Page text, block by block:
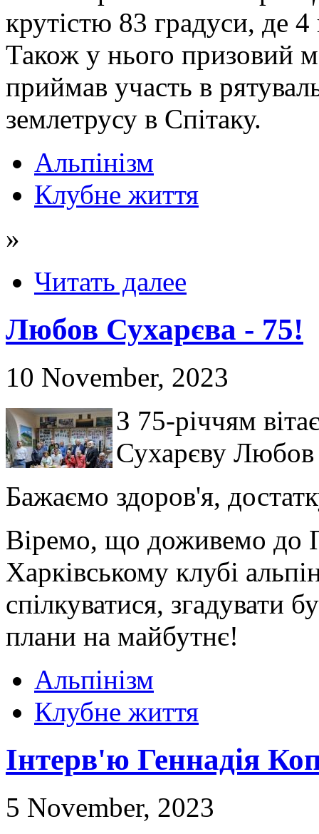
крутістю 83 градуси, де
Також у нього призовий
приймав участь в
землетрусу в Спітаку.
Альпінізм
Клубне життя
»
Читать далее
Любов Сухарєва - 75!
10 November, 2023
З 75-річчям
Сухарєву
Бажаємо здоров'я,
Віремо, що доживемо до
Харківському клубі
спілкуватися, згадувати
плани на майбутнє!
Альпінізм
Клубне життя
Інтерв'ю Геннадія
5 November, 2023